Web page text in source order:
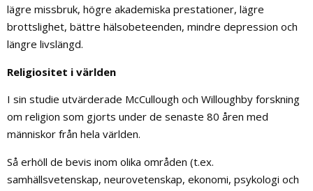
lägre missbruk, högre akademiska prestationer, lägre
brottslighet, bättre hälsobeteenden, mindre depression och
längre livslängd.
Religiositet i världen
I sin studie utvärderade McCullough och Willoughby forskning
om religion som gjorts under de senaste 80 åren med
människor från hela världen.
Så erhöll de bevis inom olika områden (t.ex.
samhällsvetenskap, neurovetenskap, ekonomi, psykologi och